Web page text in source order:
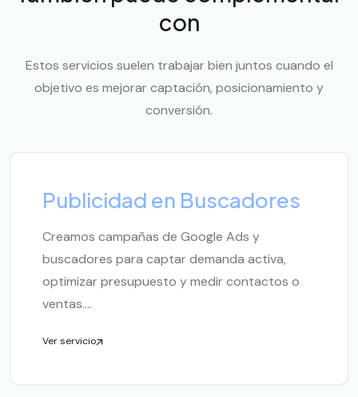
con
Estos servicios suelen trabajar bien juntos cuando el
objetivo es mejorar captación, posicionamiento y
conversión.
Publicidad en Buscadores
Creamos campañas de Google Ads y
buscadores para captar demanda activa,
optimizar presupuesto y medir contactos o
ventas....
Ver servicio